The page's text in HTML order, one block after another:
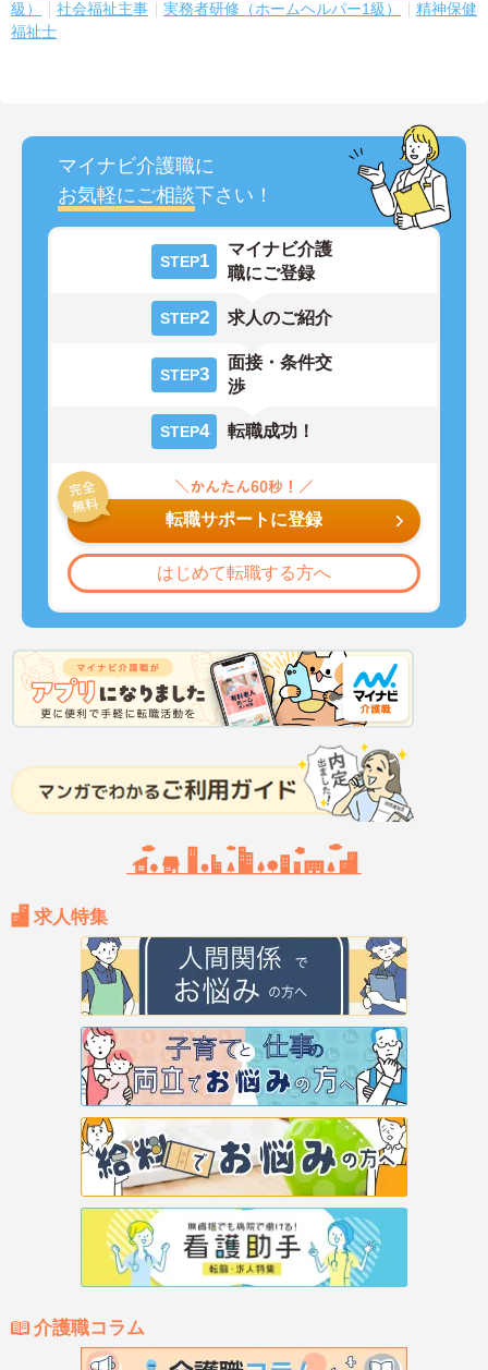
級）
社会福祉主事 実務者研修（ホームヘルパー1級）
精神保健
福祉士
マイナビ介護職に
お気軽にご相談下さい！
STEP1
マイナビ介護
職にご登録
STEP2 求人のご紹介
STEP3
面接・条件交
渉
STEP4 転職成功！
転職サポートに登録
はじめて転職する方へ
求人特集
介護職コラム